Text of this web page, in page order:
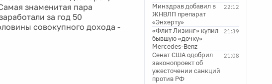
знаменитая пара
за год 50
совокупного дохода -
22:12
Минздрав добавил в
ЖНВЛП препарат
«Энхерту»
21:39
«Флит Лизинг» купил
бывшую «дочку»
Mercedes-Benz
21:08
Сенат США одобрил
законопроект об
ужесточении санкций
против РФ